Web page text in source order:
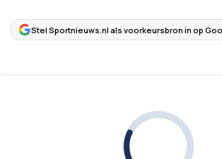
Stel Sportnieuws.nl als voorkeursbron in op